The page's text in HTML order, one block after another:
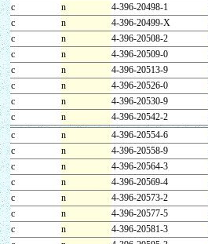
c
n 4-396-20498-1
c
n 4-396-20499-X
c
n 4-396-20508-2
c
n 4-396-20509-0
c
n 4-396-20513-9
c
n 4-396-20526-0
c
n 4-396-20530-9
c
n 4-396-20542-2
c
n 4-396-20554-6
c
n 4-396-20558-9
c
n 4-396-20564-3
c
n 4-396-20569-4
c
n 4-396-20573-2
c
n 4-396-20577-5
c
n 4-396-20581-3